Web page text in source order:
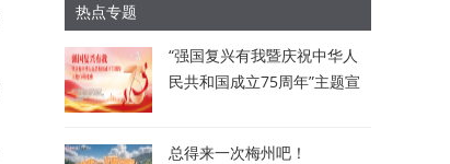
热点专题
“强国复兴有我暨庆祝中华人
民共和国成立75周年”主题宣
总得来一次梅州吧！